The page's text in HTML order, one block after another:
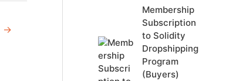
→
e
0
u
r
5
Membership
Subscription
to Solidity
Dropshipping
Program
(Buyers)